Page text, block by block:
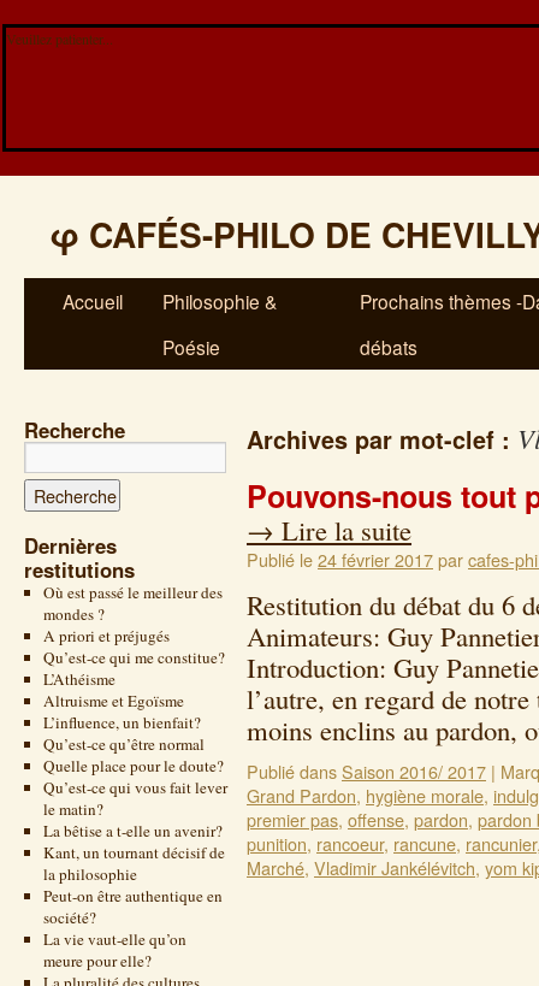
Veuillez patienter...
φ CAFÉS-PHILO DE
Accueil
Philosophie &
Poésie
Prochains thèmes -
débats
Recherche
Dernières
restitutions
Où est passé le meilleur des
mondes ?
A priori et préjugés
Qu’est-ce qui me constitue?
L’Athéisme
Altruisme et Egoïsme
L’influence, un bienfait?
Qu’est-ce qu’être normal
Quelle place pour le doute?
Qu’est-ce qui vous fait lever
le matin?
La bêtise a t-elle un avenir?
Kant, un tournant décisif de
la philosophie
Peut-on être authentique en
société?
La vie vaut-elle qu’on
meure pour elle?
Archives par mot-clef :
Pouvons-nous tout
→ Lire la suite
Publié le24 février 2017parcafes-
Restitution du débat du 6
Animateurs: Guy
Introduction: Guy
l’autre, en regard de
moins enclins au
Publié dansSaison 2016/ 2017 |
Grand Pardon, hygiène morale,
premier pas, offense, pardon, pardon
punition, rancoeur, rancune, rancunier
Marché, Vladimir Jankélévitch, yom